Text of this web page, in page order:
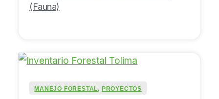
(Fauna)
MANEJO FORESTAL, PROYECTOS